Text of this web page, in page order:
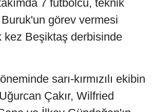
takımda 7 futbolcu, teknik